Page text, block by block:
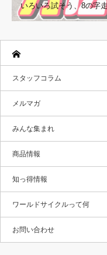
いろいろ試そう、8の字
スタッフコラム
メルマガ
みんな集まれ
商品情報
知っ得情報
ワールドサイクルって何
お問い合わせ